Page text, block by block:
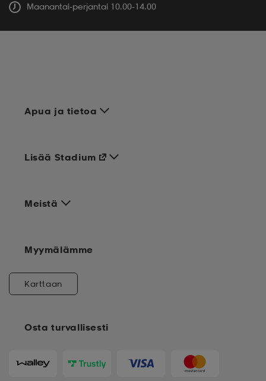
Maanantai-perjantai 10.00-14.00
Apua ja tietoa
Meistä
Osta turvallisesti
Lisää Stadium
Myymälämme
Karttaan